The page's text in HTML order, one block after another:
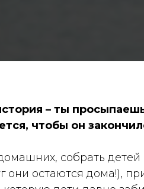
– ты
чтобы он
собрать
они остаются дома!),